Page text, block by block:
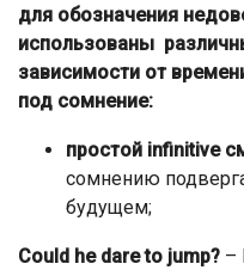
для обозначения
использованы
зависимости от
под сомнение:
простой infinitive
сомнению
будущем;
Could he dare to jump? –